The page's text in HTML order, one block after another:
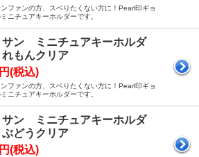
ファンの方、スベりたくない方に！Pearl印ギョ
ニチュアキーホルダーです。
サン ミニチュアキーホルダ
もんクリア
(税込)
ファンの方、スベりたくない方に！Pearl印ギョ
ニチュアキーホルダーです。
サン ミニチュアキーホルダ
どうクリア
(税込)